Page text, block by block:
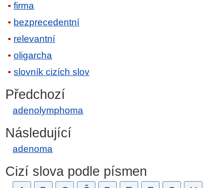
firma
bezprecedentní
relevantní
oligarcha
slovník cizích slov
Předchozí
adenolymphoma
Následující
adenoma
Cizí slova podle písmen